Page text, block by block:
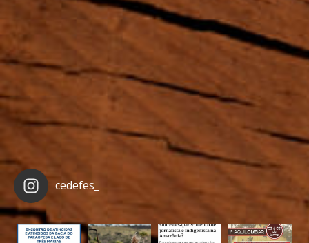
cedefes_